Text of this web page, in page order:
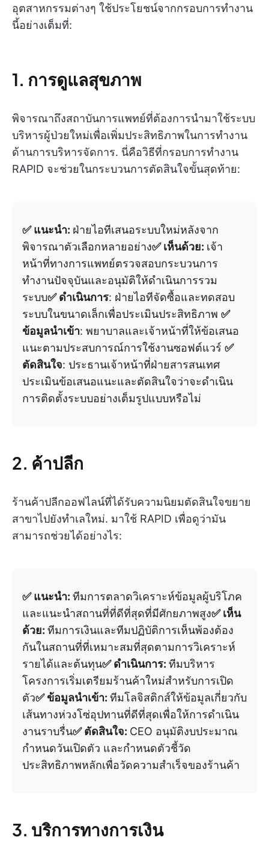
อุตสาหกรรมต่างๆ ใช้ประโยชน์จากกรอบการทำงาน
นี้อย่างเต็มที่:
1. การดูแลสุขภาพ
พิจารณาถึงสถาบันการแพทย์ที่ต้องการนำมาใช้ระบบ
บริหารผู้ป่วยใหม่เพื่อเพิ่มประสิทธิภาพในการทำงาน
ด้านการบริหารจัดการ. นี่คือวิธีที่กรอบการทำงาน
RAPID จะช่วยในกระบวนการตัดสินใจขั้นสุดท้าย:
✅ แนะนำ: ฝ่ายไอทีเสนอระบบใหม่หลังจาก
พิจารณาตัวเลือกหลายอย่าง✅ เห็นด้วย: เจ้า
หน้าที่ทางการแพทย์ตรวจสอบกระบวนการ
ทำงานปัจจุบันและอนุมัติให้ดำเนินการรวม
ระบบ✅ ดำเนินการ: ฝ่ายไอทีจัดซื้อและทดสอบ
ระบบในขนาดเล็กเพื่อประเมินประสิทธิภาพ ✅
ข้อมูลนำเข้า: พยาบาลและเจ้าหน้าที่ให้ข้อเสนอ
แนะตามประสบการณ์การใช้งานซอฟต์แวร์ ✅
ตัดสินใจ: ประธานเจ้าหน้าที่ฝ่ายสารสนเทศ
ประเมินข้อเสนอแนะและตัดสินใจว่าจะดำเนิน
การติดตั้งระบบอย่างเต็มรูปแบบหรือไม่
2. ค้าปลีก
ร้านค้าปลีกออฟไลน์ที่ได้รับความนิยมตัดสินใจขยาย
สาขาไปยังทำเลใหม่. มาใช้ RAPID เพื่อดูว่ามัน
สามารถช่วยได้อย่างไร:
✅ แนะนำ: ทีมการตลาดวิเคราะห์ข้อมูลผู้บริโภค
และแนะนำสถานที่ที่ดีที่สุดที่มีศักยภาพสูง✅ เห็น
ด้วย: ทีมการเงินและทีมปฏิบัติการเห็นพ้องต้อง
กันในสถานที่ที่เหมาะสมที่สุดตามการวิเคราะห์
รายได้และต้นทุน✅ ดำเนินการ: ทีมบริหาร
โครงการเริ่มเตรียมร้านค้าใหม่สำหรับการเปิด
ตัว✅ ข้อมูลนำเข้า: ทีมโลจิสติกส์ให้ข้อมูลเกี่ยวกับ
เส้นทางห่วงโซ่อุปทานที่ดีที่สุดเพื่อให้การดำเนิน
งานราบรื่น✅ ตัดสินใจ: CEO อนุมัติงบประมาณ
กำหนดวันเปิดตัว และกำหนดตัวชี้วัด
ประสิทธิภาพหลักเพื่อวัดความสำเร็จของร้านค้า
3. บริการทางการเงิน